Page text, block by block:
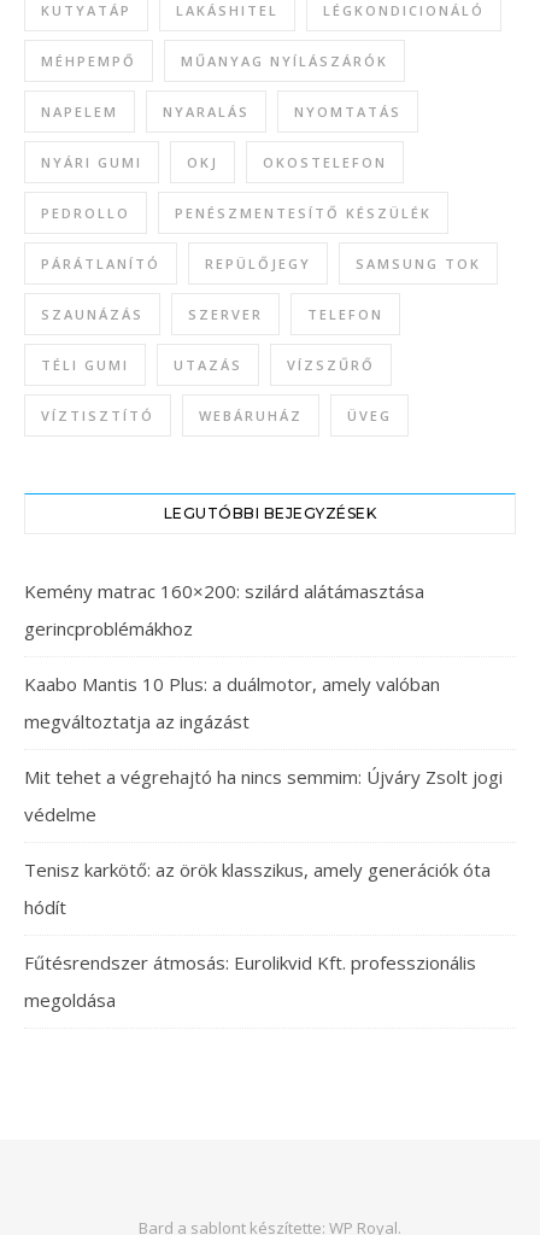
KUTYATÁP LAKÁSHITEL LÉGKONDICIONÁLÓ
MÉHPEMPŐ MŰANYAG NYÍLÁSZÁRÓK
NAPELEM NYARALÁS NYOMTATÁS
NYÁRI GUMI OKJ OKOSTELEFON
PEDROLLO PENÉSZMENTESÍTŐ KÉSZÜLÉK
PÁRÁTLANÍTÓ REPÜLŐJEGY SAMSUNG TOK
SZAUNÁZÁS SZERVER TELEFON
TÉLI GUMI UTAZÁS VÍZSZŰRŐ
VÍZTISZTÍTÓ WEBÁRUHÁZ ÜVEG
LEGUTÓBBI BEJEGYZÉSEK
Kemény matrac 160×200: szilárd alátámasztása
gerincproblémákhoz
Kaabo Mantis 10 Plus: a duálmotor, amely valóban
megváltoztatja az ingázást
Mit tehet a végrehajtó ha nincs semmim: Újváry Zsolt jogi
védelme
Tenisz karkötő: az örök klasszikus, amely generációk óta
hódít
Fűtésrendszer átmosás: Eurolikvid Kft. professzionális
megoldása
Bard a sablont készítette: WP Royal.